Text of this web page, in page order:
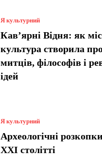
Я культурний
Кав’ярні Відня: як
культура створила
митців, філософів і
ідей
Я культурний
Археологічні
XXI столітті